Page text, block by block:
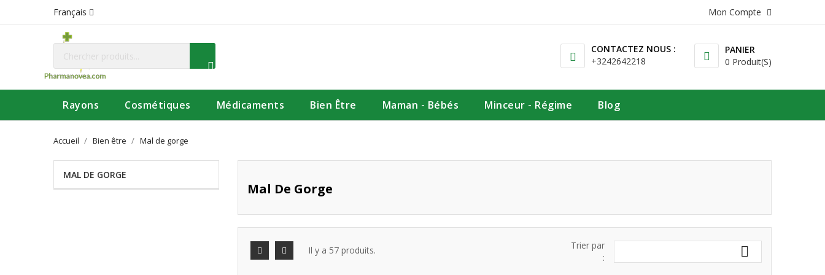
Français Mon Compte
PANIER
0 Produit(s)
CONTACTEZ NOUS :
+3242642218
Rayons Cosmétiques Médicaments Bien Être Maman - Bébés Minceur - Régime Blog
Accueil Bien être Mal de gorge
MAL DE GORGE
Mal De Gorge
Il y a 57 produits.
Trier par
:
